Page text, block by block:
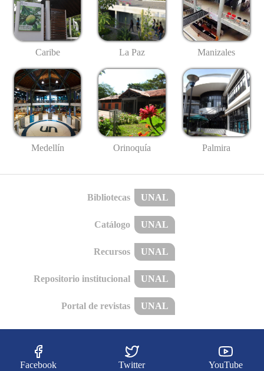
Caribe La Paz Manizales
Medellín Orinoquía Palmira
Bibliotecas UNAL
Catálogo UNAL
Recursos UNAL
Repositorio institucional UNAL
Portal de revistas UNAL
Facebook Twitter YouTube